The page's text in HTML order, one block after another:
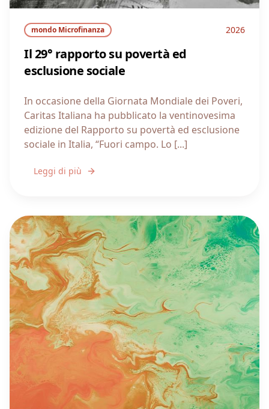
mondo Microfinanza 2026
Il 29° rapporto su povertà ed
esclusione sociale
In occasione della Giornata Mondiale dei Poveri,
Caritas Italiana ha pubblicato la ventinovesima
edizione del Rapporto su povertà ed esclusione
sociale in Italia, “Fuori campo. Lo [...]
Leggi di più